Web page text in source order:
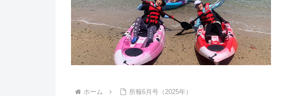
ホーム 所報6月号（2025年）